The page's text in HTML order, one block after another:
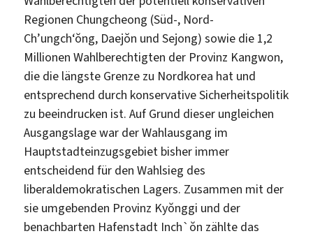
Regionen Chungcheong (Süd-, Nord-
Ch’ungch‘ŏng, Daejŏn und Sejong) sowie die 1,2
Millionen Wahlberechtigten der Provinz Kangwon,
die die längste Grenze zu Nordkorea hat und
entsprechend durch konservative Sicherheitspolitik
zu beeindrucken ist. Auf Grund dieser ungleichen
Ausgangslage war der Wahlausgang im
Hauptstadteinzugsgebiet bisher immer
entscheidend für den Wahlsieg des
liberaldemokratischen Lagers. Zusammen mit der
sie umgebenden Provinz Kyŏnggi und der
benachbarten Hafenstadt Inch`ŏn zählte das